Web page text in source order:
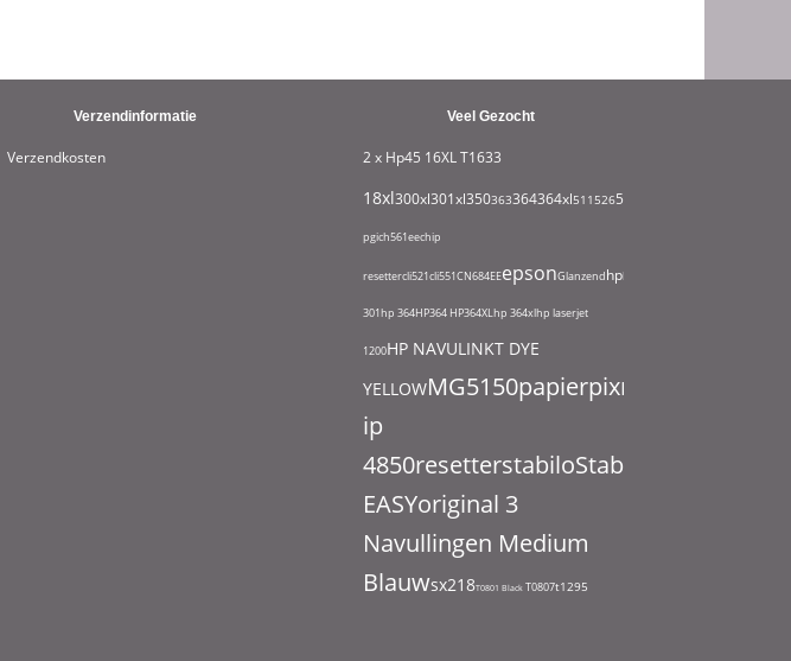
Verzendinformatie
Verzendkosten
Veel Gezocht
2 x Hp45 16XL T1633
18xl300xl301xl350363364364xl511526550
pgich561eechip
resettercli521cli551CN684EEepsonGlanzendhphp
301hp 364HP364 HP364XLhp 364xlhp laserjet
1200HP NAVULINKT DYE
YELLOWMG5150papierpixma
ip
4850resetterstabiloStabilo
EASYoriginal 3
Navullingen Medium
Blauwsx218T0801 Black T0807t1295